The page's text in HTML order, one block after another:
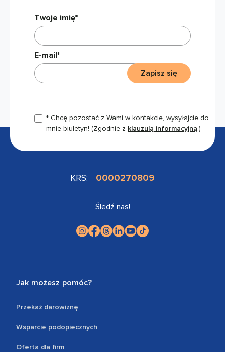
Twoje imię*
E-mail*
* Chcę pozostać z Wami w kontakcie, wysyłajcie do
mnie biuletyn! (Zgodnie z klauzulą informacyjną.)
Zapisz się
KRS: 0000270809
Śledź nas!
Jak możesz pomóc?
Przekaż darowiznę
Wsparcie podopiecznych
Oferta dla firm